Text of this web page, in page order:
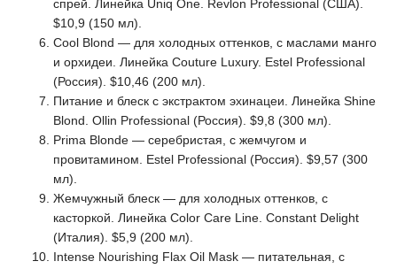
спрей. Линейка Uniq One. Revlon Professional (США).
$10,9 (150 мл).
Cool Blond — для холодных оттенков, с маслами манго
и орхидеи. Линейка Couture Luxury. Estel Professional
(Россия). $10,46 (200 мл).
Питание и блеск с экстрактом эхинацеи. Линейка Shine
Blond. Ollin Professional (Россия). $9,8 (300 мл).
Prima Blonde — серебристая, с жемчугом и
провитамином. Estel Professional (Россия). $9,57 (300
мл).
Жемчужный блеск — для холодных оттенков, с
касторкой. Линейка Color Care Line. Constant Delight
(Италия). $5,9 (200 мл).
Intense Nourishing Flax Oil Mask — питательная, с